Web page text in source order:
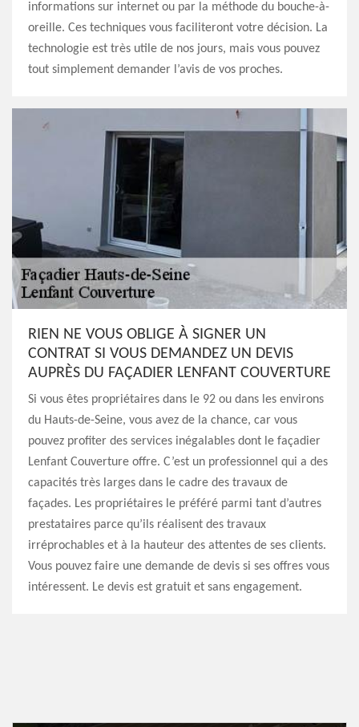
informations sur internet ou par la méthode du bouche-à-
oreille. Ces techniques vous faciliteront votre décision. La
technologie est très utile de nos jours, mais vous pouvez
tout simplement demander l’avis de vos proches.
RIEN NE VOUS OBLIGE À SIGNER UN
CONTRAT SI VOUS DEMANDEZ UN DEVIS
AUPRÈS DU FAÇADIER LENFANT COUVERTURE
Si vous êtes propriétaires dans le 92 ou dans les environs
du Hauts-de-Seine, vous avez de la chance, car vous
pouvez profiter des services inégalables dont le façadier
Lenfant Couverture offre. C’est un professionnel qui a des
capacités très larges dans le cadre des travaux de
façades. Les propriétaires le préféré parmi tant d’autres
prestataires parce qu’ils réalisent des travaux
irréprochables et à la hauteur des attentes de ses clients.
Vous pouvez faire une demande de devis si ses offres vous
intéressent. Le devis est gratuit et sans engagement.